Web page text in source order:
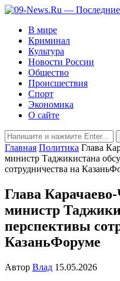
В мире
Криминал
Культура
Новости России
Общество
Происшествия
Спорт
Экономика
О сайте
Главная Политика Глава
министр Таджикистана
сотрудничества на
Глава
министр
перспективы
КазаньФоруме
Автор Влад 15.05.2026